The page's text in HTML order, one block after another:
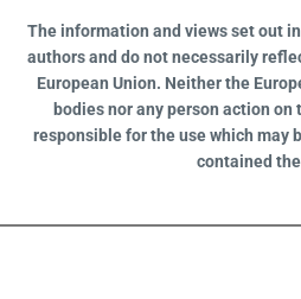
The information and views set out
authors and do not necessarily
European Union. Neither the
bodies nor any person action on
responsible for the use which may
contained